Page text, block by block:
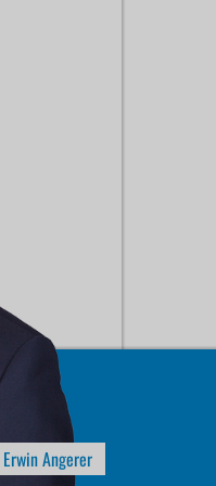
Angerer